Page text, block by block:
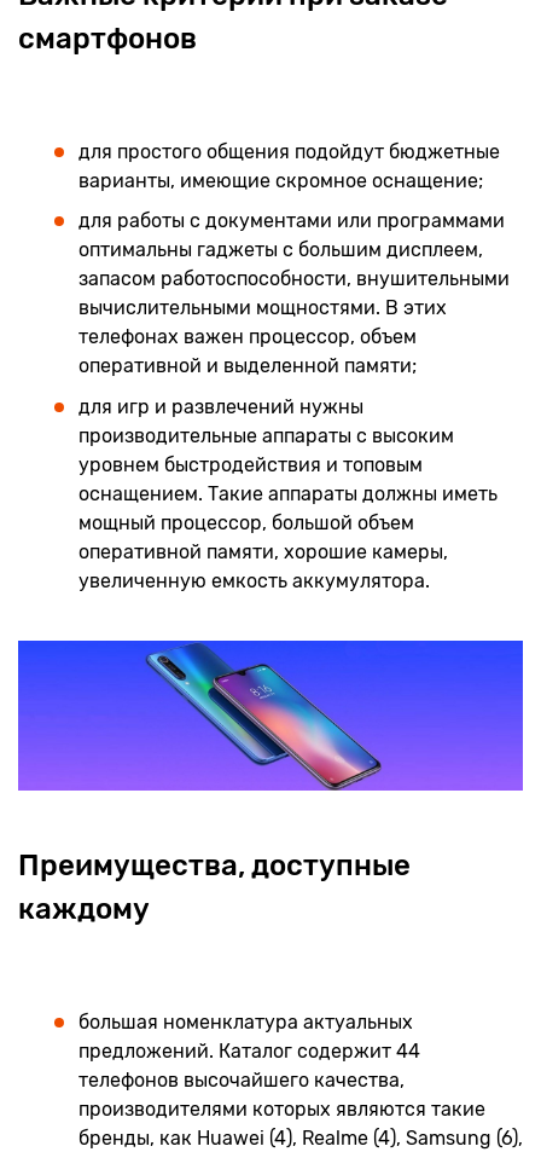
смартфонов
для простого общения подойдут бюджетные
варианты, имеющие скромное оснащение;
для работы с документами или программами
оптимальны гаджеты с большим дисплеем,
запасом работоспособности, внушительными
вычислительными мощностями. В этих
телефонах важен процессор, объем
оперативной и выделенной памяти;
для игр и развлечений нужны
производительные аппараты с высоким
уровнем быстродействия и топовым
оснащением. Такие аппараты должны иметь
мощный процессор, большой объем
оперативной памяти, хорошие камеры,
увеличенную емкость аккумулятора.
Преимущества, доступные
каждому
большая номенклатура актуальных
предложений. Каталог содержит 44
телефонов высочайшего качества,
производителями которых являются такие
бренды, как Huawei (4), Realme (4), Samsung (6),